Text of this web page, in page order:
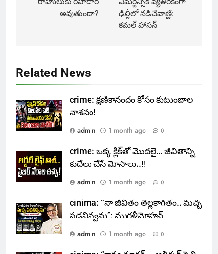
రాహులుకు రహదారి
అవుతుందా?
ఎమర్జెన్సీకి వ్యతిరేకంగా
ఢిల్లీలో నడిచేవాణ్ణే:
కమల్ హాసన్
Related News
crime: క్షణికానందం కోసం కుటుంబాల
నాశనం!
admin
1 month ago 0
crime: ఒక్క క్లిక్‌తో మొదలై… జీవితాన్ని
కుదేలు చేసే మోసాలు..!!
admin
1 month ago 0
cinima: “నా జీవితం తెల్లకాగితం.. మచ్చ
పడనివ్వను”: మురళీమోహన్
admin
1 month ago 0